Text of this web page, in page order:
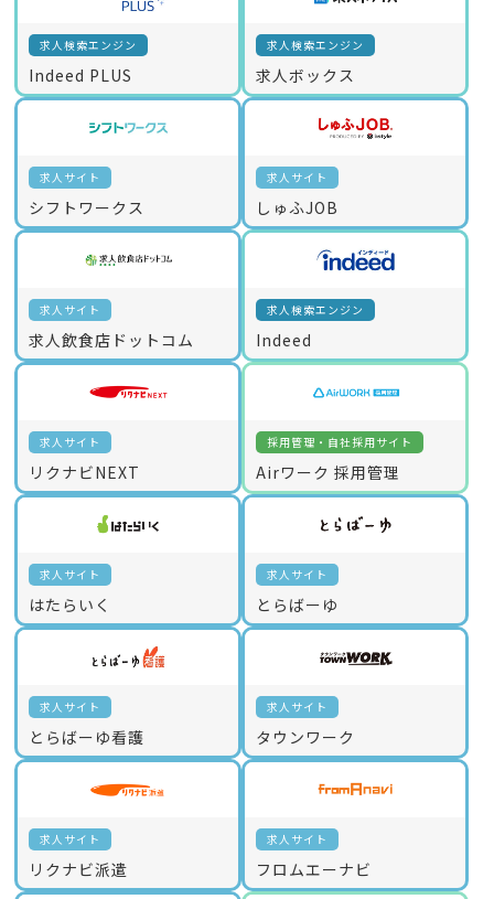
求人検索エンジン
Indeed PLUS
求人検索エンジン
求人ボックス
求人サイト
シフトワークス
求人サイト
しゅふJOB
求人サイト
求人飲食店ドットコム
求人検索エンジン
Indeed
求人サイト
リクナビNEXT
採用管理・自社採用サイト
Airワーク 採用管理
求人サイト
はたらいく
求人サイト
とらばーゆ
求人サイト
とらばーゆ看護
求人サイト
タウンワーク
求人サイト
リクナビ派遣
求人サイト
フロムエーナビ